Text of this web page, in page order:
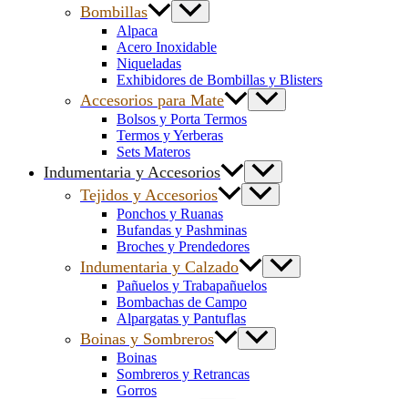
Bombillas
Alpaca
Acero Inoxidable
Niqueladas
Exhibidores de Bombillas y Blisters
Accesorios para Mate
Bolsos y Porta Termos
Termos y Yerberas
Sets Materos
Indumentaria y Accesorios
Tejidos y Accesorios
Ponchos y Ruanas
Bufandas y Pashminas
Broches y Prendedores
Indumentaria y Calzado
Pañuelos y Trabapañuelos
Bombachas de Campo
Alpargatas y Pantuflas
Boinas y Sombreros
Boinas
Sombreros y Retrancas
Gorros